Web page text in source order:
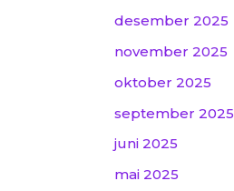
desember 2025
november 2025
oktober 2025
september 2025
juni 2025
mai 2025